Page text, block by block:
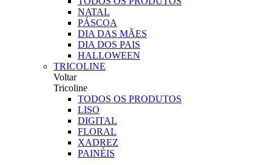
NATAL
PÁSCOA
DIA DAS MÃES
DIA DOS PAIS
HALLOWEEN
TRICOLINE
Voltar
Tricoline
TODOS OS PRODUTOS
LISO
DIGITAL
FLORAL
XADREZ
PAINÉIS